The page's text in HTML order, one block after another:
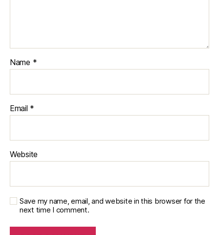
Name *
Email *
Website
Save my name, email, and website in this browser for the
next time I comment.